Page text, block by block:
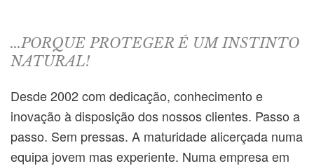
...PORQUE PROTEGER É UM INSTINTO
NATURAL!
Desde 2002 com dedicação, conhecimento e
inovação à disposição dos nossos clientes. Passo a
passo. Sem pressas. A maturidade alicerçada numa
equipa jovem mas experiente. Numa empresa em